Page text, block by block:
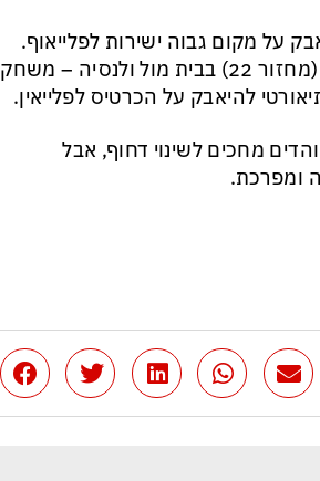
ה-6 וממשיכה במאבק על מקום גבוה ישירות לפלייאוף.
מכבי תל אביב, לעומת זאת, תשחק במחזור הבא (מחזור 22) בבית מול ולנסיה – משחק
להיאבק על הכרטיס לפלייאין.
מחכים לשינוי דחוף, אבל
ומפרכת.